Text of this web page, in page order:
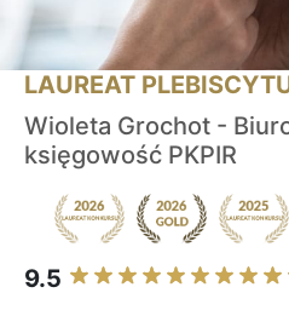
LAUREAT
Wioleta Grochot -
księgowość PKPIR
9.5